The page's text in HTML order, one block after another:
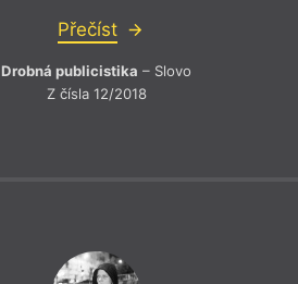
Přečíst
Drobná publicistika – Slovo
Z čísla 12/2018